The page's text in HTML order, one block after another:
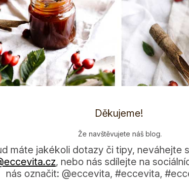
Děkujeme!
Že navštěvujete náš blog.
máte jakékoli dotazy či tipy, neváhejte
, nebo nás sdílejte na
nás označit: @eccevita, #eccevita,